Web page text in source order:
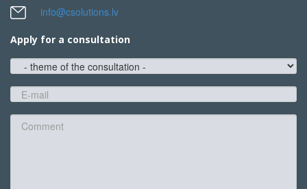
info@csolutions.lv
Apply for a consultation
theme
of
the
consultation
E-
mail